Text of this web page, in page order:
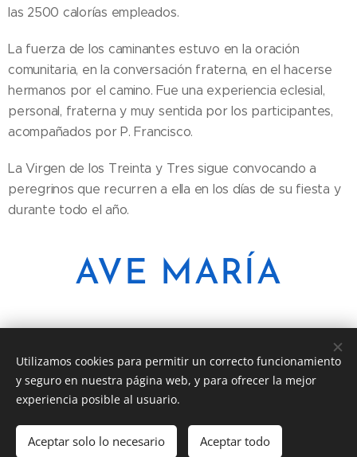
las 2500 calorías empleados.
La fuerza de los caminantes estuvo en la oración
comunitaria, en la conversación fraterna, en el hacerse
hermanos por el camino. Fue una experiencia eclesial,
personal, fraterna y muy sentida por los participantes,
acompañados por P. Francisco.
La Virgen de los Treinta y Tres sigue convocando a
peregrinos que recurren a ella en los días de su fiesta y
durante todo el año.
AVE MARÍA
Share
Utilizamos cookies para permitir un correcto funcionamiento
y seguro en nuestra página web, y para ofrecer la mejor
experiencia posible al usuario.
Aceptar solo lo necesario Aceptar todo